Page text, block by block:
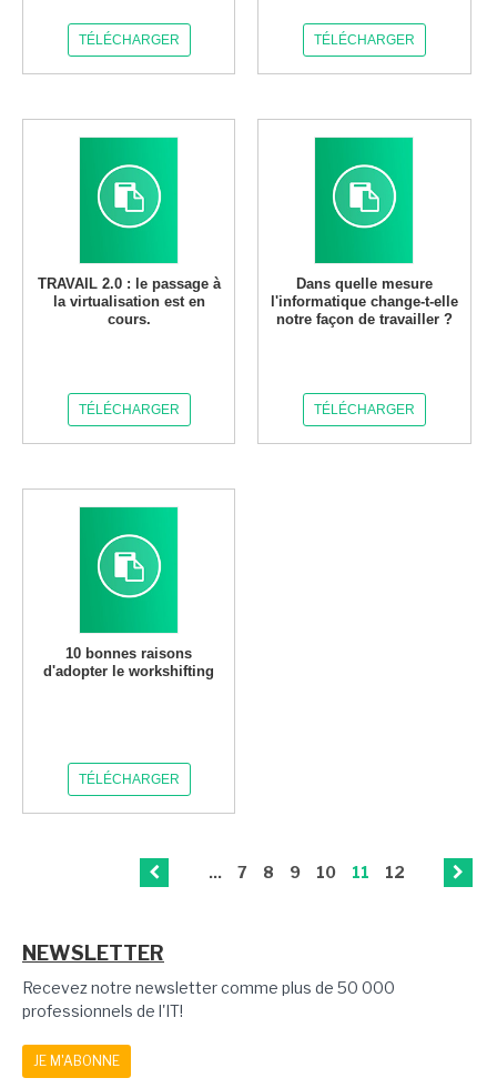
TÉLÉCHARGER TÉLÉCHARGER
TRAVAIL 2.0 : le passage à
la virtualisation est en
cours.
TÉLÉCHARGER
Dans quelle mesure
l'informatique change-t-elle
notre façon de travailler ?
TÉLÉCHARGER
10 bonnes raisons
d'adopter le workshifting
TÉLÉCHARGER
... 7 8 9 10 11 12
NEWSLETTER
Recevez notre newsletter comme plus de 50 000
professionnels de l'IT!
JE M'ABONNE